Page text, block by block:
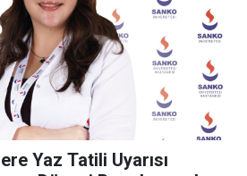
Yaz Tatili Uyarısı